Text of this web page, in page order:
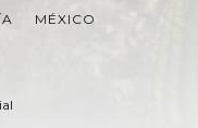
MÉXICO